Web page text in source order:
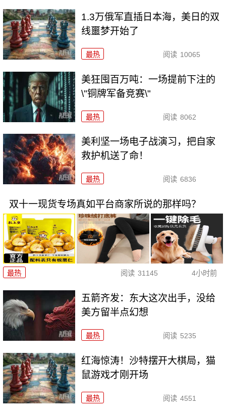
1.3万俄军直插日本海，美日的双
线噩梦开始了
最热 阅读 10065
美狂囤百万吨：一场提前下注的
\"铜牌军备竞赛\"
最热 阅读 8062
美利坚一场电子战演习，把自家
救护机送了命！
最热 阅读 6836
双十一现货专场真如平台商家所说的那样吗？
最热 阅读 31145 4小时前
五箭齐发：东大这次出手，没给
美方留半点幻想
最热 阅读 5235
红海惊涛！沙特摆开大棋局，猫
鼠游戏才刚开场
最热 阅读 4551